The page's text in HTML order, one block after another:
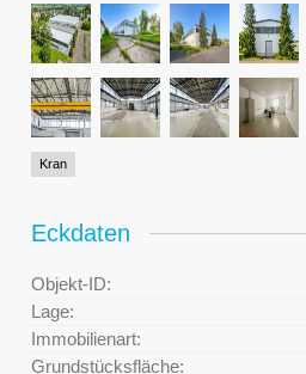
Kran
Eckdaten
Objekt-ID:
Lage:
Immobilienart:
Grundstücksfläche: